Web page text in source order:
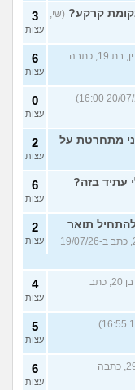
קרקע? (שי,
3
עצות
(ירין, בת 19, כתבה
6
עצות
0
עצות
מתחרטת על
2
עצות
6
עצות
תואר
(מדמח, בן 21, כתב ב-19/07/26
2
עצות
(אודי, בן 20, כתב
4
עצות
5
עצות
(היוש, בת 29, כתבה
6
עצות